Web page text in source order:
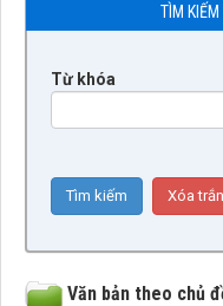
TÌM KIẾM
Từ khóa
Văn bản theo chủ